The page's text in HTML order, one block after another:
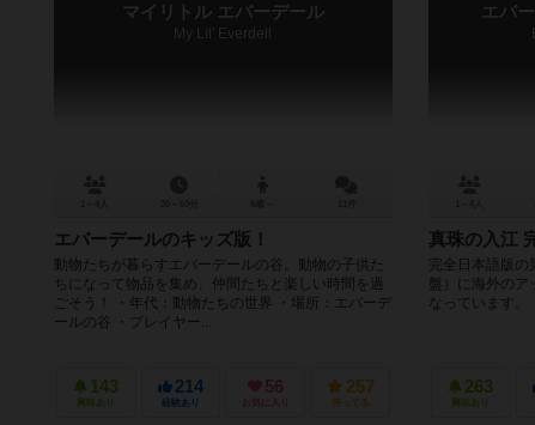
マイリトル エバーデール
My Lil' Everdell
エバーデールのキッズ版！
動物たちが暮らすエバーデールの谷。動物の子供た
ちになって物品を集め、仲間たちと楽しい時間を過
ごそう！ ・年代：動物たちの世界 ・場所：エバーデ
ールの谷 ・プレイヤー...
143
興味あり
214
経験あり
56
お気に入り
257
持ってる
エバ
真珠の入江
完全日本語版の
盤）に海外のア
なっています。
263
興味あり